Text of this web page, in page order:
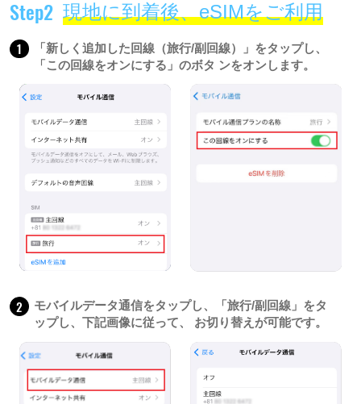
Step2 現地に到着後、eSIMをご利用
1
「新しく追加した回線（旅行/副回線）」をタップし、
「この回線をオンにする」のボタ ンをオンします。
2
モバイルデータ通信をタップし、「旅行/副回線」をタ
ップし、下記画像に従って、 お切り替えが可能です。